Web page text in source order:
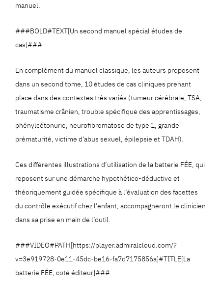
manuel.
###BOLD#TEXT[Un second manuel spécial études de
cas]###
En complément du manuel classique, les auteurs proposent
dans un second tome, 10 études de cas cliniques prenant
place dans des contextes très variés (tumeur cérébrale, TSA,
traumatisme crânien, trouble spécifique des apprentissages,
phénylcétonurie, neurofibromatose de type 1, grande
prématurité, victime d’abus sexuel, épilepsie et TDAH).
Ces différentes illustrations d’utilisation de la batterie FÉE, qui
reposent sur une démarche hypothético-déductive et
théoriquement guidée spécifique à l’évaluation des facettes
du contrôle exécutif chez l’enfant, accompagneront le clinicien
dans sa prise en main de l’outil.
###VIDEO#PATH[https://player.admiralcloud.com/?
v=3e919728-0e11-45dc-be16-fa7d7175856a]#TITLE[La
batterie FÉE, coté éditeur]###